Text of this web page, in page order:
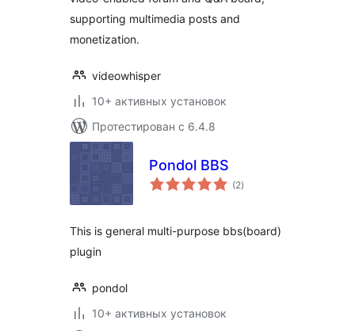
supporting multimedia posts and
monetization.
videowhisper
10+ активных установок
Протестирован с 6.4.8
Pondol BBS
(2общий
рейтинг
)
This is general multi-purpose bbs(board)
plugin
pondol
10+ активных установок